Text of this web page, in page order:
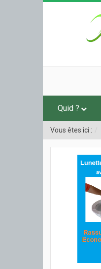
Quid ?
Vous êtes ici :